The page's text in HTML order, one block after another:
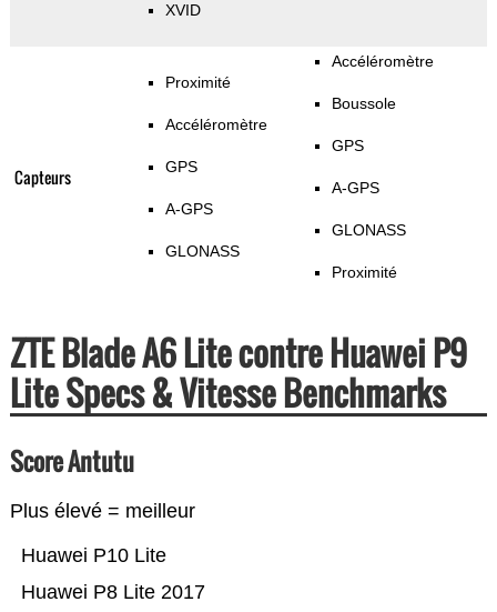
XVID
Capteurs
Proximité
Accéléromètre
GPS
A-GPS
GLONASS
Accéléromètre
Boussole
GPS
A-GPS
GLONASS
Proximité
ZTE Blade A6 Lite contre Huawei P9
Lite Specs & Vitesse Benchmarks
Score Antutu
Plus élevé = meilleur
Huawei P8 Lite 2017
Huawei P10 Lite